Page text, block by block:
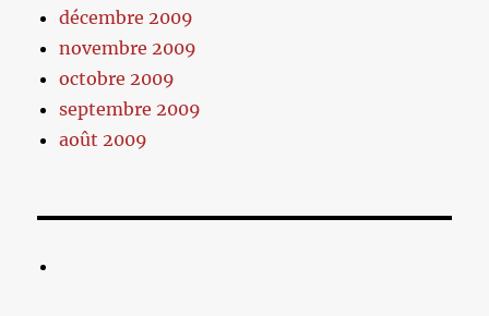
décembre 2009
novembre 2009
octobre 2009
septembre 2009
août 2009